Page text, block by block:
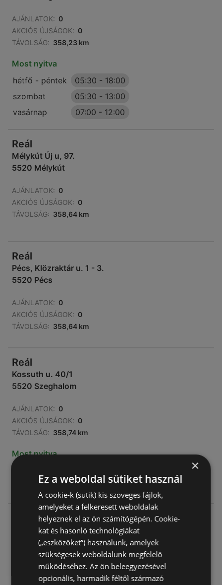
AJÁNLATOK: 0
AKCIÓS ÚJSÁGOK: 0
TÁVOLSÁG: 358,23 km
Most nyitva
hétfő - péntek
05:30 - 18:00
szombat
05:30 - 13:00
vasárnap
07:00 - 12:00
Reál
Mélykút Új u, 97.
5520 Mélykút
AJÁNLATOK: 0
AKCIÓS ÚJSÁGOK: 0
TÁVOLSÁG: 358,64 km
Reál
Pécs, Klözraktár u. 1 - 3.
5520 Pécs
AJÁNLATOK: 0
AKCIÓS ÚJSÁGOK: 0
TÁVOLSÁG: 358,64 km
Reál
Kossuth u. 40/1
5520 Szeghalom
AJÁNLATOK: 0
AKCIÓS ÚJSÁGOK: 0
TÁVOLSÁG: 358,74 km
Most nyitva
Dózsa Gy. utca 28/1
5520 Szeghalom
AJÁNLATOK: 0
AKCIÓS ÚJSÁGOK: 0
×
Ez a weboldal sütiket használ
A cookie-k (sütik) kis szöveges fájlok,
amelyeket a felkeresett weboldalak
helyeznek el az ön számítógépén. Cookie-
kat és hasonló technológiákat
(„eszközöket”) használunk, amelyek
szükségesek weboldalunk megfelelő
működéséhez. Az ön beleegyezésével
opcionális, harmadik féltől származó